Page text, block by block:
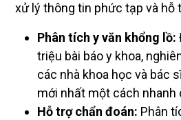
xử lý thông tin phức tạp và hỗ
Phân tích y văn khổng lồ:
triệu bài báo y khoa,
các nhà khoa học và bác
mới nhất một cách nhanh
Hỗ trợ chẩn đoán: Phân